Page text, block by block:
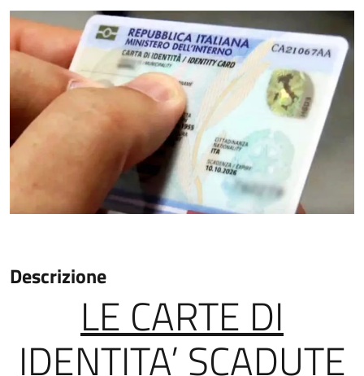
Descrizione
LE CARTE DI
IDENTITA’ SCADUTE